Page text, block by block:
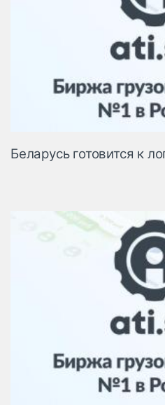
Беларусь готовится к